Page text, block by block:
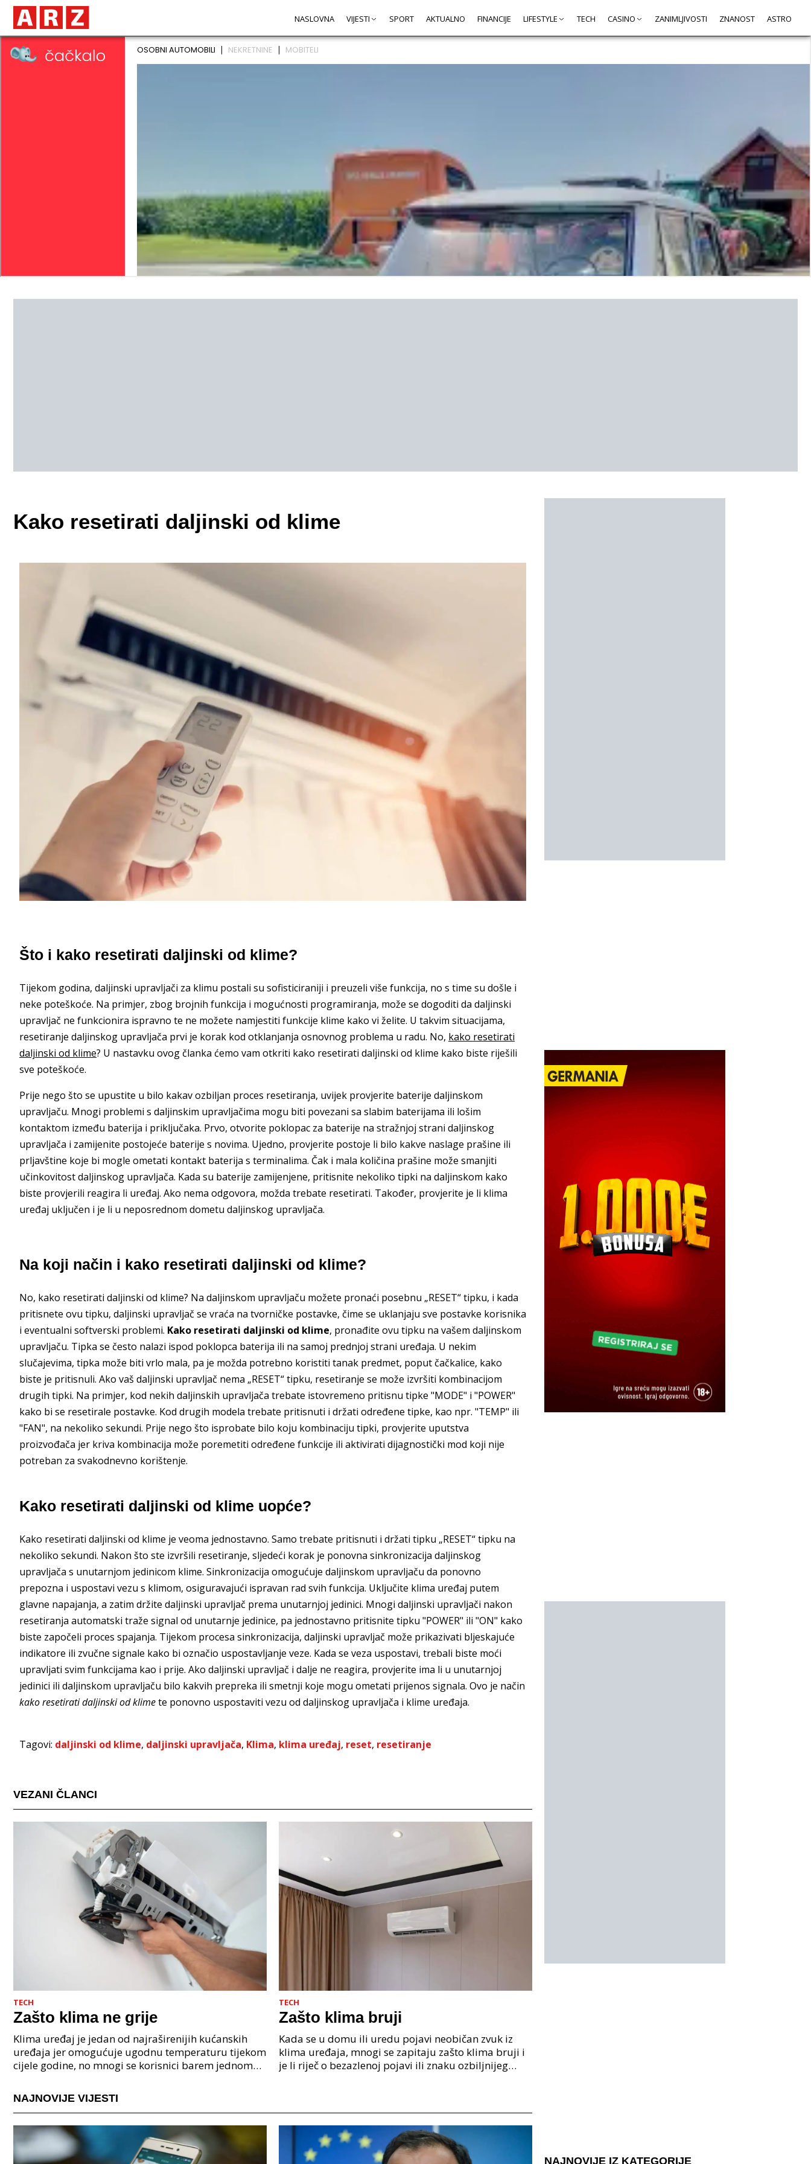
NASLOVNA VIJESTI SPORT AKTUALNO FINANCIJE LIFESTYLE TECH CASINO ZANIMLJIVOSTI ZNANOST ASTRO
Kako resetirati daljinski od klime
Što i kako resetirati daljinski od klime?
Tijekom godina, daljinski upravljači za klimu postali su sofisticiraniji i preuzeli više funkcija, no s time su došle i
neke poteškoće. Na primjer, zbog brojnih funkcija i mogućnosti programiranja, može se dogoditi da daljinski
upravljač ne funkcionira ispravno te ne možete namjestiti funkcije klime kako vi želite. U takvim situacijama,
resetiranje daljinskog upravljača prvi je korak kod otklanjanja osnovnog problema u radu. No, kako resetirati
daljinski od klime? U nastavku ovog članka ćemo vam otkriti kako resetirati daljinski od klime kako biste riješili
sve poteškoće.
Prije nego što se upustite u bilo kakav ozbiljan proces resetiranja, uvijek provjerite baterije daljinskom
upravljaču. Mnogi problemi s daljinskim upravljačima mogu biti povezani sa slabim baterijama ili lošim
kontaktom između baterija i priključaka. Prvo, otvorite poklopac za baterije na stražnjoj strani daljinskog
upravljača i zamijenite postojeće baterije s novima. Ujedno, provjerite postoje li bilo kakve naslage prašine ili
prljavštine koje bi mogle ometati kontakt baterija s terminalima. Čak i mala količina prašine može smanjiti
učinkovitost daljinskog upravljača. Kada su baterije zamijenjene, pritisnite nekoliko tipki na daljinskom kako
biste provjerili reagira li uređaj. Ako nema odgovora, možda trebate resetirati. Također, provjerite je li klima
uređaj uključen i je li u neposrednom dometu daljinskog upravljača.
Na koji način i kako resetirati daljinski od klime?
No, kako resetirati daljinski od klime? Na daljinskom upravljaču možete pronaći posebnu „RESET“ tipku, i kada
pritisnete ovu tipku, daljinski upravljač se vraća na tvorničke postavke, čime se uklanjaju sve postavke korisnika
i eventualni softverski problemi. Kako resetirati daljinski od klime, pronađite ovu tipku na vašem daljinskom
upravljaču. Tipka se često nalazi ispod poklopca baterija ili na samoj prednjoj strani uređaja. U nekim
slučajevima, tipka može biti vrlo mala, pa je možda potrebno koristiti tanak predmet, poput čačkalice, kako
biste je pritisnuli. Ako vaš daljinski upravljač nema „RESET“ tipku, resetiranje se može izvršiti kombinacijom
drugih tipki. Na primjer, kod nekih daljinskih upravljača trebate istovremeno pritisnu tipke "MODE" i "POWER"
kako bi se resetirale postavke. Kod drugih modela trebate pritisnuti i držati određene tipke, kao npr. "TEMP" ili
"FAN", na nekoliko sekundi. Prije nego što isprobate bilo koju kombinaciju tipki, provjerite uputstva
proizvođača jer kriva kombinacija može poremetiti određene funkcije ili aktivirati dijagnostički mod koji nije
potreban za svakodnevno korištenje.
Kako resetirati daljinski od klime uopće?
Kako resetirati daljinski od klime je veoma jednostavno. Samo trebate pritisnuti i držati tipku „RESET“ tipku na
nekoliko sekundi. Nakon što ste izvršili resetiranje, sljedeći korak je ponovna sinkronizacija daljinskog
upravljača s unutarnjom jedinicom klime. Sinkronizacija omogućuje daljinskom upravljaču da ponovno
prepozna i uspostavi vezu s klimom, osiguravajući ispravan rad svih funkcija. Uključite klima uređaj putem
glavne napajanja, a zatim držite daljinski upravljač prema unutarnjoj jedinici. Mnogi daljinski upravljači nakon
resetiranja automatski traže signal od unutarnje jedinice, pa jednostavno pritisnite tipku "POWER" ili "ON" kako
biste započeli proces spajanja. Tijekom procesa sinkronizacija, daljinski upravljač može prikazivati bljeskajuće
indikatore ili zvučne signale kako bi označio uspostavljanje veze. Kada se veza uspostavi, trebali biste moći
upravljati svim funkcijama kao i prije. Ako daljinski upravljač i dalje ne reagira, provjerite ima li u unutarnjoj
jedinici ili daljinskom upravljaču bilo kakvih prepreka ili smetnji koje mogu ometati prijenos signala. Ovo je način
kako resetirati daljinski od klimete ponovno uspostaviti vezu od daljinskog upravljača i klime uređaja.
Tagovi: daljinski od klime, daljinski upravljača, Klima, klima uređaj, reset, resetiranje
VEZANI ČLANCI
TECH
Zašto klima ne grije
Klima uređaj je jedan od najraširenijih kućanskih
uređaja jer omogućuje ugodnu temperaturu tijekom
cijele godine, no mnogi se korisnici barem jednom
TECH
Zašto klima bruji
Kada se u domu ili uredu pojavi neobičan zvuk iz
klima uređaja, mnogi se zapitaju zašto klima bruji i
je li riječ o bezazlenoj pojavi ili znaku ozbiljnijeg
NAJNOVIJE VIJESTI
NAJNOVIJE IZ KATEGORIJE